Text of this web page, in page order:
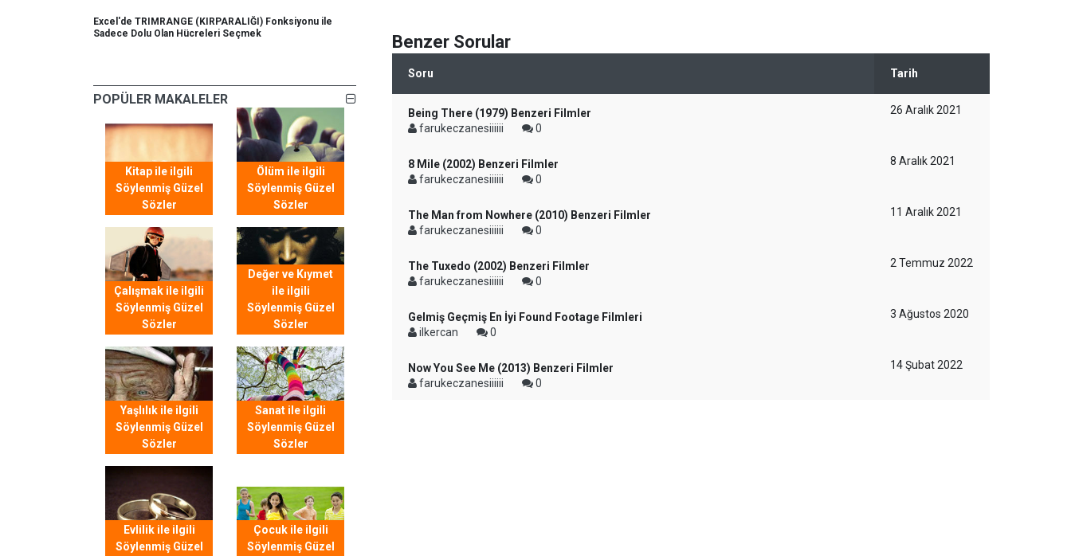
Excel'de TRIMRANGE (KIRPARALIĞI) Fonksiyonu ile
Sadece Dolu Olan Hücreleri Seçmek
POPÜLER MAKALELER
Kitap ile ilgili
Söylenmiş Güzel
Sözler
Ölüm ile ilgili
Söylenmiş Güzel
Sözler
Çalışmak ile ilgili
Söylenmiş Güzel
Sözler
Değer ve Kıymet
ile ilgili
Söylenmiş Güzel
Sözler
Yaşlılık ile ilgili
Söylenmiş Güzel
Sözler
Sanat ile ilgili
Söylenmiş Güzel
Sözler
Evlilik ile ilgili
Söylenmiş Güzel
Çocuk ile ilgili
Söylenmiş Güzel
Benzer Sorular
Soru Tarih
Being There (1979) Benzeri Filmler
farukeczanesiiiiii
0
26 Aralık 2021
8 Mile (2002) Benzeri Filmler
farukeczanesiiiiii
0
8 Aralık 2021
The Man from Nowhere (2010) Benzeri Filmler
farukeczanesiiiiii
0
11 Aralık 2021
The Tuxedo (2002) Benzeri Filmler
farukeczanesiiiiii
0
2 Temmuz 2022
Gelmiş Geçmiş En İyi Found Footage Filmleri
ilkercan
0
3 Ağustos 2020
Now You See Me (2013) Benzeri Filmler
farukeczanesiiiiii
0
14 Şubat 2022